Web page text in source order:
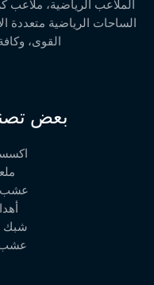
الملاعب الرياضية، ملاعب
الساحات الرياضية متعددة
القوى،
بعض
عشب
شبك
عشب